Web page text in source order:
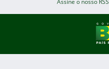
Assine o nosso RSS